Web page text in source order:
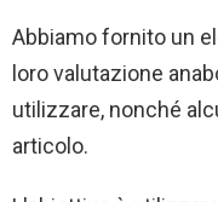
Abbiamo fornito un
loro valutazione
utilizzare, nonché
articolo.